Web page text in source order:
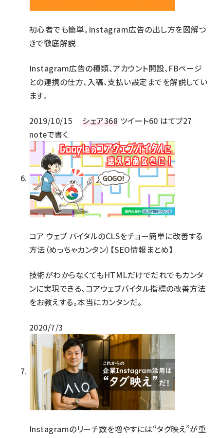
初心者でも簡単。Instagram広告の出し方を図解つ
きで徹底解説
Instagram広告の種類、アカウント開設、FBページ
との連携の仕方、入稿、支払い設定までを解説してい
ます。
2019/10/15 シェア368 ツイート60 はてブ27
noteで書く
コア ウェブ バイタルのCLSをチョー簡単に改善する
方法（めっちゃカンタン）【SEO情報まとめ】
技術がわからなくてもHTMLだけでだれでもカンタ
ンに実現できる、コアウェブバイタル指標の改善方法
をお教えする。本当にカンタンだ。
2020/7/3
Instagramのリーチ数を増やすには“タグ映え”が重